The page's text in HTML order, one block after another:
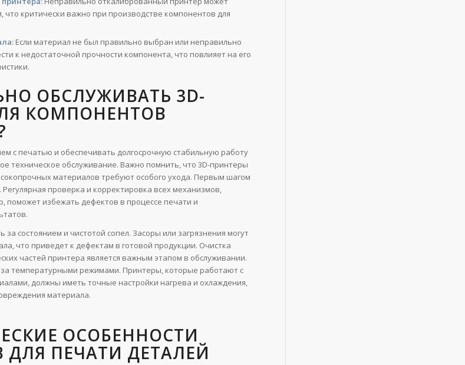
что критически важно при производстве компонентов для
Если материал не был правильно выбран или неправильно
к недостаточной прочности компонента, что повлияет на его
ОБСЛУЖИВАТЬ 3D-
КОМПОНЕНТОВ
с печатью и обеспечивать долгосрочную стабильную работу
техническое обслуживание. Важно помнить, что 3D-принтеры
материалов требуют особого ухода. Первым шагом
проверка и корректировка всех механизмов,
поможет избежать дефектов в процессе печати и
за состоянием и чистотой сопел. Засоры или загрязнения могут
что приведет к дефектам в готовой продукции. Очистка
частей принтера является важным этапом в обслуживании.
температурными режимами. Принтеры, которые работают с
должны иметь точные настройки нагрева и охлаждения,
материала.
ОСОБЕННОСТИ
ПЕЧАТИ ДЕТАЛЕЙ